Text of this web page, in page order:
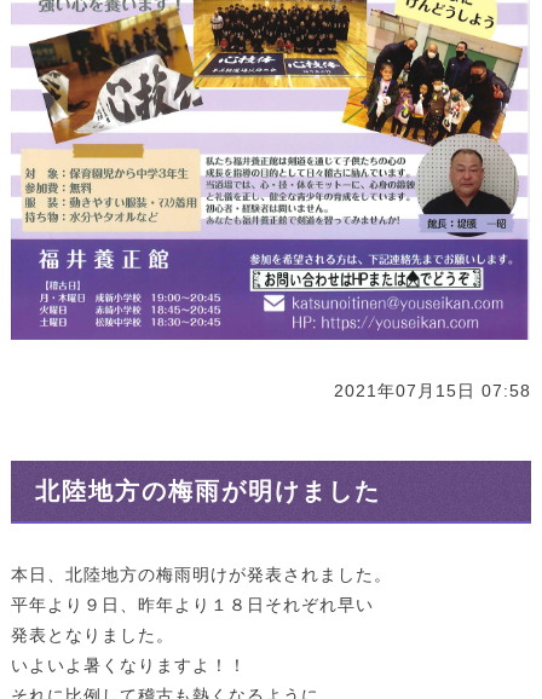
2021年07月15日 07:58
北陸地方の梅雨が明けました
本日、北陸地方の梅雨明けが発表されました。
平年より９日、昨年より１８日それぞれ早い
発表となりました。
いよいよ暑くなりますよ！！